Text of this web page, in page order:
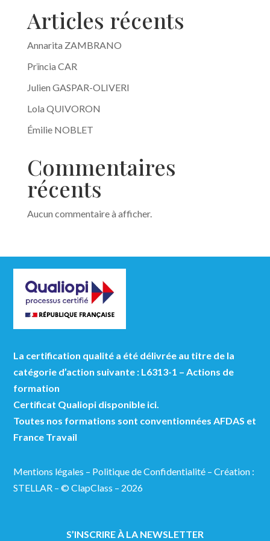
Articles récents
Annarita ZAMBRANO
Prïncia CAR
Julien GASPAR-OLIVERI
Lola QUIVORON
Émilie NOBLET
Commentaires
récents
Aucun commentaire à afficher.
La certification qualité a été délivrée au titre de la
catégorie d’action suivante : L6313-1 – Actions de
formation
Certificat Qualiopi disponible ici.
Toutes nos formations sont conventionnées AFDAS et
France Travail
Mentions légales – Politique de Confidentialité –Création :
STELLAR – © ClapClass – 2026
S’INSCRIRE À LA NEWSLETTER